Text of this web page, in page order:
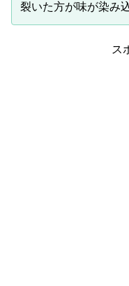
裂いた方が味が染み
ス